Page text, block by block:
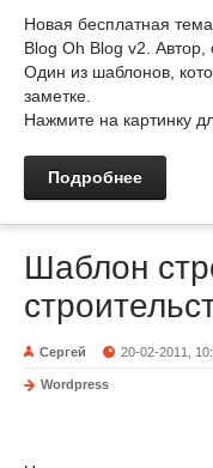
Новая бесплатная
Blog Oh Blog v2. Автор,
Один из шаблонов,
заметке.
Нажмите на картинку
Подробнее
Шаблон
Сергей 20-02-2011,
Wordpress